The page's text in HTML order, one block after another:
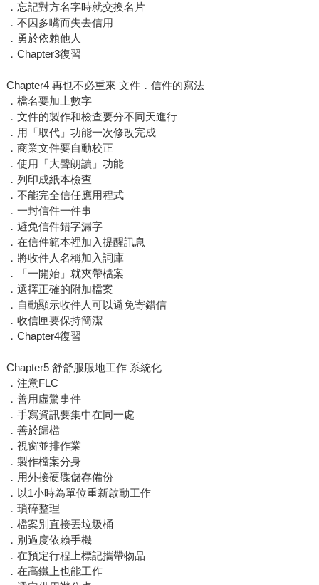
．忘記對方名字時就交換名片
．不因多嘴而失去信用
．勇於依賴他人
．Chapter3復習
Chapter4 再也不必重來 文件．信件的寫法
．檔名要加上數字
．文件的製作和檢查要分不同天進行
．用「取代」功能一次修改完成
．商業文件要自動校正
．使用「大聲朗讀」功能
．列印成紙本檢查
．不能完全信任應用程式
．一封信件一件事
．避免信件錯字漏字
．在信件範本裡加入提醒訊息
．將收件人名稱加入詞庫
．「一開始」就夾帶檔案
．選擇正確的附加檔案
．自動顯示收件人可以避免寄錯信
．收信匣要保持簡潔
．Chapter4復習
Chapter5 舒舒服服地工作 系統化
．注意FLC
．善用虛驚事件
．手寫資訊要集中在同一處
．善於歸檔
．視窗並排作業
．製作檔案分身
．用外接硬碟儲存備份
．以1小時為單位重新啟動工作
．瑣碎整理
．檔案別直接丟垃圾桶
．別過度依賴手機
．在預定行程上標記攜帶物品
．在高鐵上也能工作